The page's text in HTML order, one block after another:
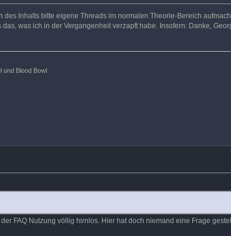
des Inhalts bitte eigene Threads im normalen Theorie-Bereich
was ich in der Vergangenheit verzapft habe. Insofern: Danke,
und Blood Bowl
FAQ Nutzung völlig hirnlos. Hier hat doch niemand eine Frage